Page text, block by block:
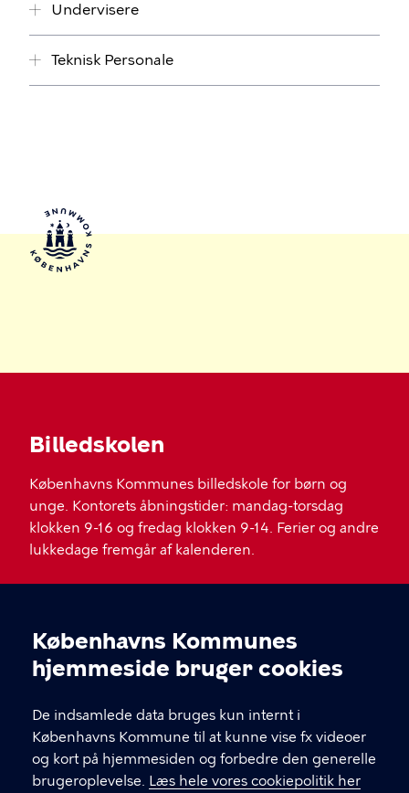
Cookieindstillinger
Københavns Kommunes
hjemmeside bruger cookies
De indsamlede data bruges kun internt i
Københavns Kommune til at kunne vise fx videoer
og kort på hjemmesiden og forbedre den generelle
brugeroplevelse. Læs hele vores cookiepolitik her
Undervisere
Teknisk Personale
Billedskolen
Københavns Kommunes billedskole for børn og
unge. Kontorets åbningstider: mandag-torsdag
klokken 9-16 og fredag klokken 9-14. Ferier og andre
lukkedage fremgår af kalenderen.
Staldgade 35, 1699 København V
33 66 46 40
EAN. NR.: 57 98 00 93 86 519